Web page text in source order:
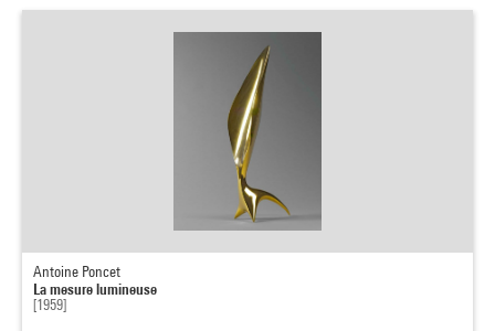
Antoine Poncet
La mesure lumineuse
[1959]